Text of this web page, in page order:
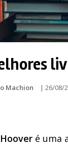
Machion | 26/08/
é uma